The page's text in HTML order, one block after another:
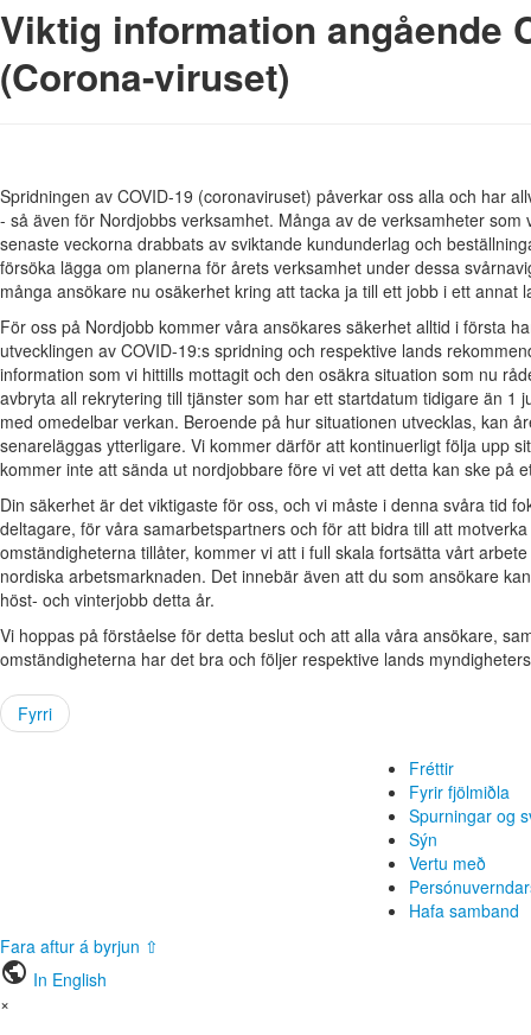
Viktig information angående
(Corona-viruset)
Spridningen av COVID-19 (coronaviruset) påverkar oss alla och har
- så även för Nordjobbs verksamhet. Många av de verksamheter
senaste veckorna drabbats av sviktande kundunderlag och
försöka lägga om planerna för årets verksamhet under dessa
många ansökare nu osäkerhet kring att tacka ja till ett jobb i ett annat
För oss på Nordjobb kommer våra ansökares säkerhet alltid i första
utvecklingen av COVID-19:s spridning och respektive lands
information som vi hittills mottagit och den osäkra situation som nu
avbryta all rekrytering till tjänster som har ett startdatum tidigare än 1
med omedelbar verkan. Beroende på hur situationen utvecklas, kan
senareläggas ytterligare. Vi kommer därför att kontinuerligt följa upp
kommer inte att sända ut nordjobbare före vi vet att detta kan ske på
Din säkerhet är det viktigaste för oss, och vi måste i denna svåra tid
deltagare, för våra samarbetspartners och för att bidra till att
omständigheterna tillåter, kommer vi att i full skala fortsätta vårt
nordiska arbetsmarknaden. Det innebär även att du som ansökare
höst- och vinterjobb detta år.
Vi hoppas på förståelse för detta beslut och att alla våra ansökare,
omständigheterna har det bra och följer respektive lands
Fyrri
Fréttir
Fyrir fjölmiðla
Spurningar og
Sýn
Vertu með
Hafa samband
Fara aftur á byrjun ⇧
public In English
×